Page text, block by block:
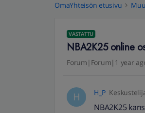
OmaYhteisön etusivu
VASTATTU
NBA2K25 online
Forum|Forum|1 year
H H_P
NBA2K25